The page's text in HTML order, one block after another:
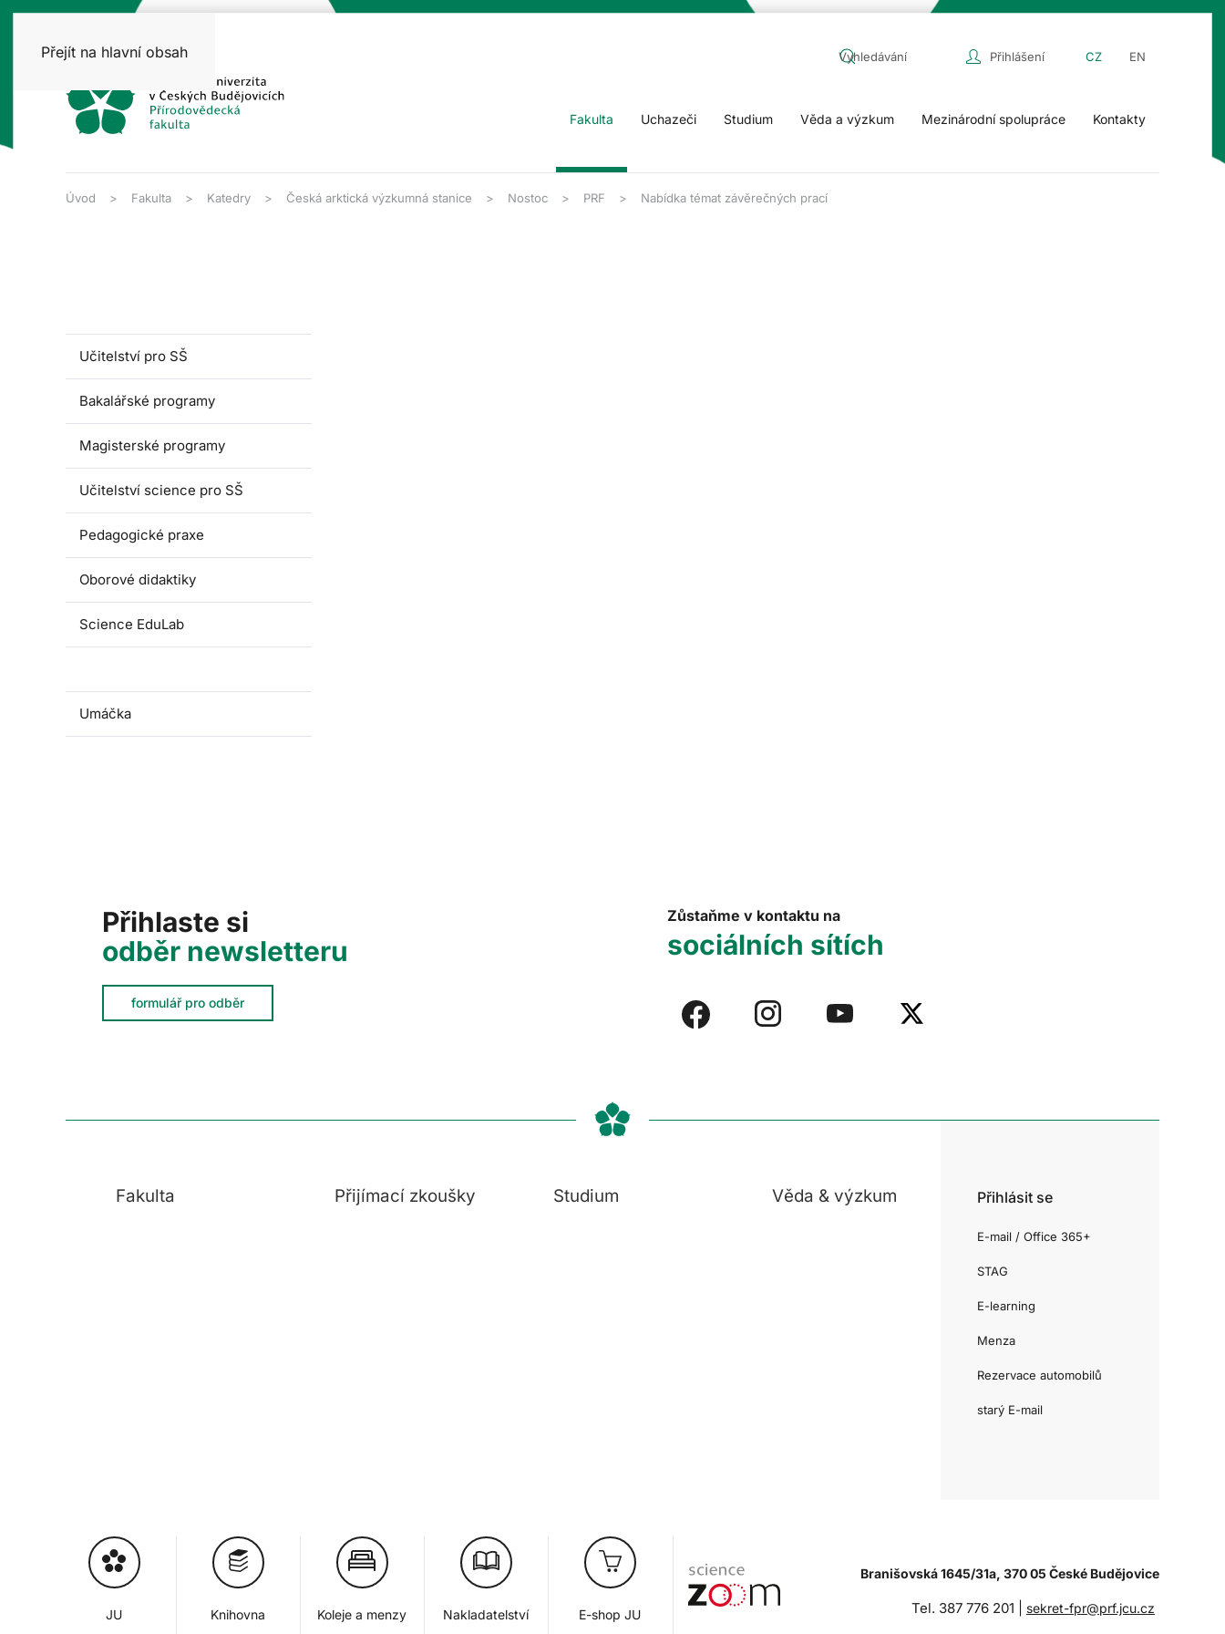
Přejít na hlavní obsah Přihlášení CZ EN
Fakulta Uchazeči Studium Věda a výzkum Mezinárodní spolupráce Kontakty
Úvod Fakulta Katedry Česká arktická výzkumná stanice Nostoc PRF Nabídka témat závěrečných prací
Učitelství pro SŠ
Bakalářské programy
Magisterské programy
Učitelství science pro SŠ
Pedagogické praxe
Oborové didaktiky
Science EduLab
Umáčka
Přihlaste si
odběr newsletteru
formulář pro odběr
Zůstaňme v kontaktu na
sociálních sítích
Fakulta Přijímací zkoušky Studium Věda & výzkum Přihlásit se
E-mail / Office 365+
STAG
E-learning
Menza
Rezervace automobilů
starý E-mail
JU Knihovna Koleje a menzy Nakladatelství E-shop JU
Branišovská 1645/31a, 370 05 České Budějovice
Tel. 387 776 201 | sekret-fpr@prf.jcu.cz